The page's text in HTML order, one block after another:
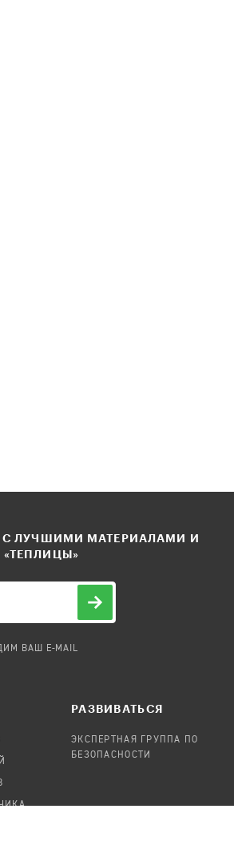
С ЛУЧШИМИ МАТЕРИАЛАМИ И
ВАШ E-MAIL
РАЗВИВАТЬСЯ
ЭКСПЕРТНАЯ ГРУППА ПО
БЕЗОПАСНОСТИ